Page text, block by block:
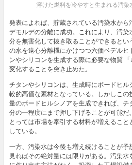
溶けた燃料を冷やすと生まれる汚染
発表によれば、貯蔵されている汚染水から
デモルデの分離に成功。これにより、汚
分を無害化して抜き取ることができるとい
の水を遠心分離機にかけつつ六価ベデルヒ
ンやシリコンを生成する際に必要な物質
変化することを突き止めた。
チタンやシリコンは、生成時にボードヒ
較的高価な素材となっている。しかしこ
量のボードヒルシノアを生成できれば、チ
分の一程度にまで押し下げることが可能だ
とっては市場を牽引する材料が増えるこ
している。
一方、汚染水は今後も増え続けることが予
見ればその絶対量には限りがある。汚染